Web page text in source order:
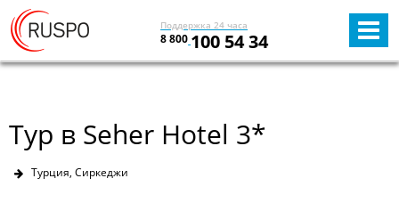
Поддержка 24 часа
8 800 100 54 34
Тур в Seher Hotel 3*
Турция, Сиркеджи